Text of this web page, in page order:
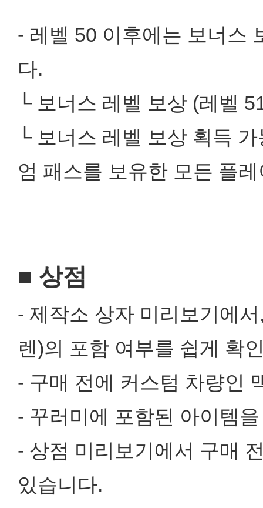
- 레벨 50 이후에는 보너스
다.
└ 보너스 레벨 보상 (레벨
└ 보너스 레벨 보상 획득
엄 패스를 보유한 모든 플
■ 상점
- 제작소 상자 미리보기에
렌)의 포함 여부를 쉽게 확
- 구매 전에 커스텀 차량인
- 꾸러미에 포함된 아이템
- 상점 미리보기에서 구매
있습니다.